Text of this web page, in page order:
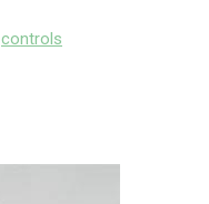
controls